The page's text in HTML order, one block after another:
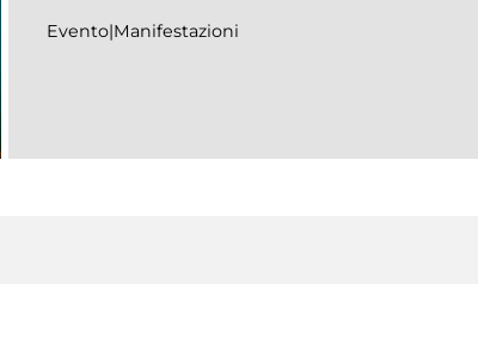
Evento|Manifestazioni